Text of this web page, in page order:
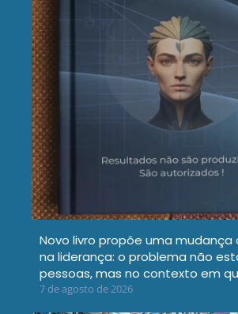
Novo livro propõe uma
na liderança: o problema não
pessoas, mas no contexto em
7 de agosto de 2026